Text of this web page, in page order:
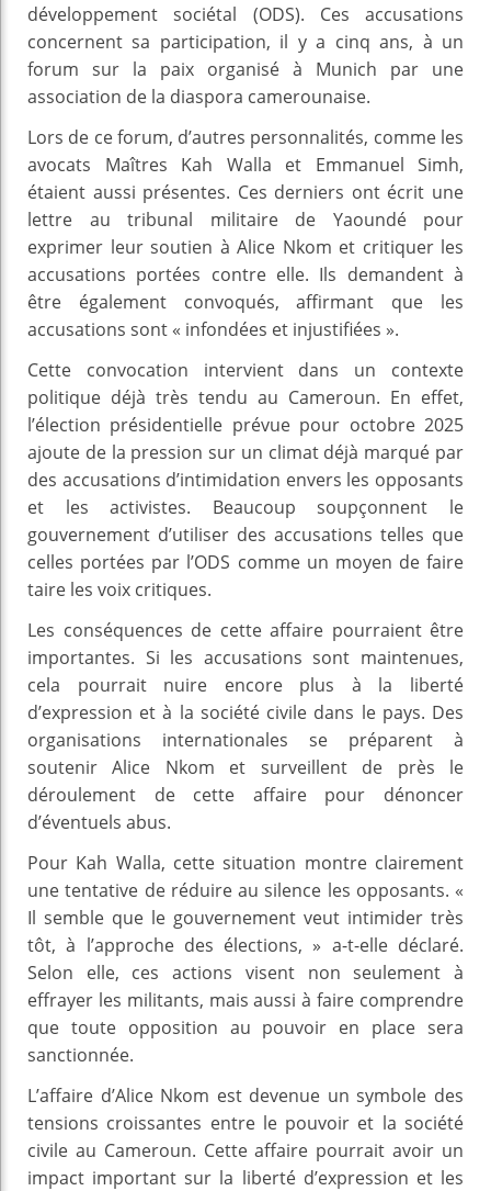
développement sociétal (ODS). Ces accusations
concernent sa participation, il y a cinq ans, à un
forum sur la paix organisé à Munich par une
association de la diaspora camerounaise.
Lors de ce forum, d’autres personnalités, comme les
avocats Maîtres Kah Walla et Emmanuel Simh,
étaient aussi présentes. Ces derniers ont écrit une
lettre au tribunal militaire de Yaoundé pour
exprimer leur soutien à Alice Nkom et critiquer les
accusations portées contre elle. Ils demandent à
être également convoqués, affirmant que les
accusations sont « infondées et injustifiées ».
Cette convocation intervient dans un contexte
politique déjà très tendu au Cameroun. En effet,
l’élection présidentielle prévue pour octobre 2025
ajoute de la pression sur un climat déjà marqué par
des accusations d’intimidation envers les opposants
et les activistes. Beaucoup soupçonnent le
gouvernement d’utiliser des accusations telles que
celles portées par l’ODS comme un moyen de faire
taire les voix critiques.
Les conséquences de cette affaire pourraient être
importantes. Si les accusations sont maintenues,
cela pourrait nuire encore plus à la liberté
d’expression et à la société civile dans le pays. Des
organisations internationales se préparent à
soutenir Alice Nkom et surveillent de près le
déroulement de cette affaire pour dénoncer
d’éventuels abus.
Pour Kah Walla, cette situation montre clairement
une tentative de réduire au silence les opposants. «
Il semble que le gouvernement veut intimider très
tôt, à l’approche des élections, » a-t-elle déclaré.
Selon elle, ces actions visent non seulement à
effrayer les militants, mais aussi à faire comprendre
que toute opposition au pouvoir en place sera
sanctionnée.
L’affaire d’Alice Nkom est devenue un symbole des
tensions croissantes entre le pouvoir et la société
civile au Cameroun. Cette affaire pourrait avoir un
impact important sur la liberté d’expression et les